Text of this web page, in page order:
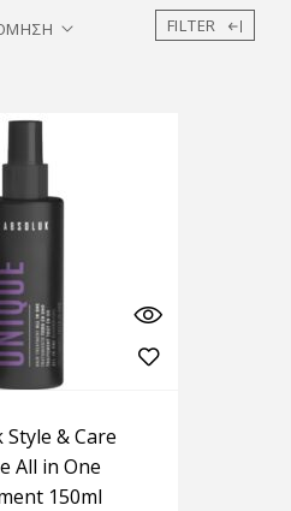
FILTER
& Care
All in One
150ml